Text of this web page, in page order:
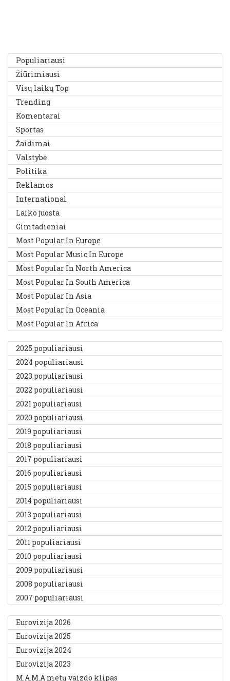
Populiariausi
Žiūrimiausi
Visų laikų Top
Trending
Komentarai
Sportas
Žaidimai
Valstybė
Politika
Reklamos
International
Laiko juosta
Gimtadieniai
Most Popular In Europe
Most Popular Music In Europe
Most Popular In North America
Most Popular In South America
Most Popular In Asia
Most Popular In Oceania
Most Popular In Africa
2025 populiariausi
2024 populiariausi
2023 populiariausi
2022 populiariausi
2021 populiariausi
2020 populiariausi
2019 populiariausi
2018 populiariausi
2017 populiariausi
2016 populiariausi
2015 populiariausi
2014 populiariausi
2013 populiariausi
2012 populiariausi
2011 populiariausi
2010 populiariausi
2009 populiariausi
2008 populiariausi
2007 populiariausi
Eurovizija 2026
Eurovizija 2025
Eurovizija 2024
Eurovizija 2023
M.A.M.A metų vaizdo klipas